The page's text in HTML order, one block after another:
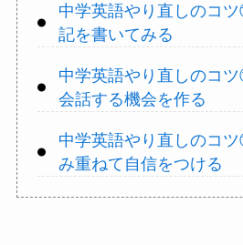
中学英語やり直しのコ
記を書いてみる
中学英語やり直しのコ
会話する機会を作る
中学英語やり直しのコ
み重ねて自信をつける